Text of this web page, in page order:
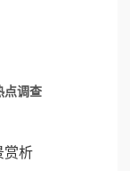
点调查
赏析